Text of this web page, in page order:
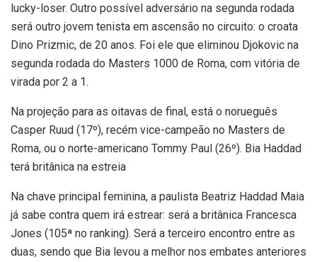
lucky-loser. Outro possível adversário na segunda rodada
será outro jovem tenista em ascensão no circuito: o croata
Dino Prizmic, de 20 anos. Foi ele que eliminou Djokovic na
segunda rodada do Masters 1000 de Roma, com vitória de
virada por 2 a 1.
Na projeção para as oitavas de final, está o norueguês
Casper Ruud (17º), recém vice-campeão no Masters de
Roma, ou o norte-americano Tommy Paul (26º). Bia Haddad
terá britânica na estreia
Na chave principal feminina, a paulista Beatriz Haddad Maia
já sabe contra quem irá estrear: será a britânica Francesca
Jones (105ª no ranking). Será a terceiro encontro entre as
duas, sendo que Bia levou a melhor nos embates anteriores